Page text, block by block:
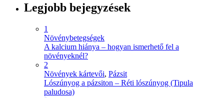
Legjobb bejegyzések
1
Növénybetegségek
A kalcium hiánya – hogyan ismerhető fel a
növényeknél?
2
Növények kártevői, Pázsit
Lószúnyog a pázsiton – Réti lószúnyog (Tipula
paludosa)